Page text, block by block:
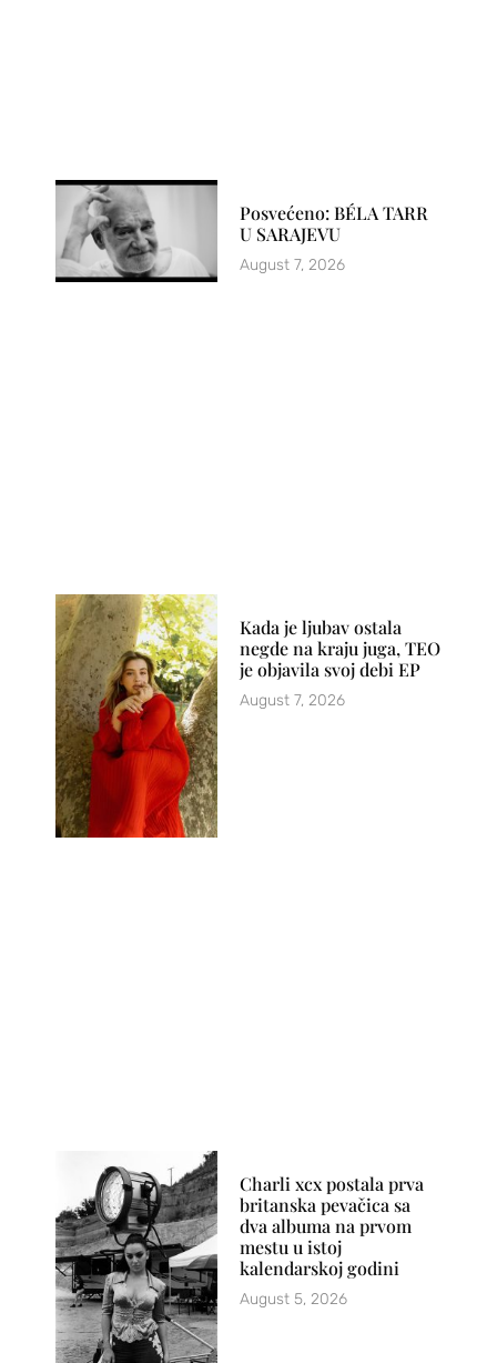
Posvećeno: BÉLA TARR
U SARAJEVU
August 7, 2026
Kada je ljubav ostala
negde na kraju juga, TEO
je objavila svoj debi EP
August 7, 2026
Charli xcx postala prva
britanska pevačica sa
dva albuma na prvom
mestu u istoj
kalendarskoj godini
August 5, 2026